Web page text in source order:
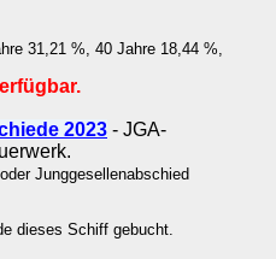
31,21 %, 40 Jahre 18,44 %,
2023 - JGA-
Junggesellenabschied
dieses Schiff gebucht.